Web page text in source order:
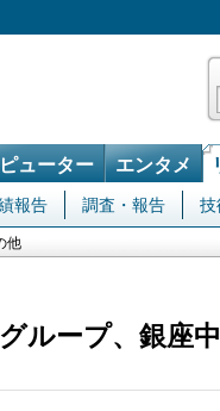
ューター エンタメ
報告 調査・報告 技
他
ループ、銀座